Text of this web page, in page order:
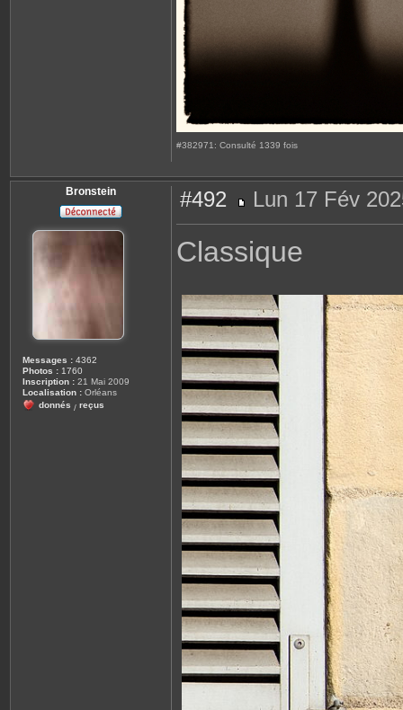
#382971: Consulté 1339 fois
Bronstein
Messages : 4362
Photos : 1760
Inscription : 21 Mai 2009
Localisation : Orléans
donnés / reçus
#492
e
s
a
Lun 17 Fév
Classique